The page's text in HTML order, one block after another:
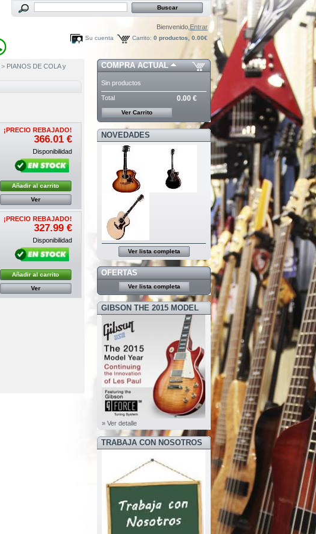
Bienvenido, Entrar
Carrito: 0 productos, 0.00€
Su cuenta
> PIANOS DE COLA y
¡PRECIO REBAJADO!
366.01 €
Disponibilidad
Añadir al carrito
Ver
¡PRECIO REBAJADO!
327.99 €
Disponibilidad
Añadir al carrito
Ver
COMPRA ACTUAL
Sin productos
Total 0.00 €
Ver Carrito
NOVEDADES
Ver lista completa
OFERTAS
Ver lista completa
GIBSON THE 2015 MODEL
YEAR
» Ver detalle
TRABAJA CON NOSOTROS